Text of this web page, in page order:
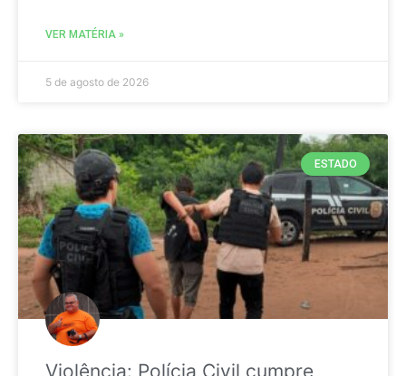
VER MATÉRIA »
5 de agosto de 2026
ESTADO
Violência: Polícia Civil cumpre